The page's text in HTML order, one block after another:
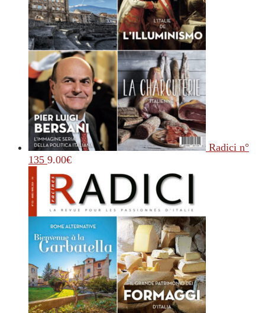
Radici n°
135 9.00€